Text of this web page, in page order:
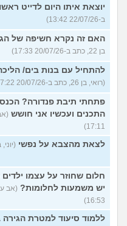
יוצאת איתו היום לדייט
ב-22/07/26 13:42)
האם זה נקרא חשיפה של
בן 22, כתב ב-20/07/26 17:33)
להתחיל עם בנות בים/
(רואי, בן 26, כתב ב-20/07/26 17:22)
פתחתי תיבת פנדורה?
התכנים ועכשיו אני חושש
17:11)
לצאת מהצבא על נפשי (יוני, בן 19, כתב ב-20/
חלום שחוזר על עצמו
יש משמעות לחלומות?
16:53)
ללמוד סיעוד למטרת